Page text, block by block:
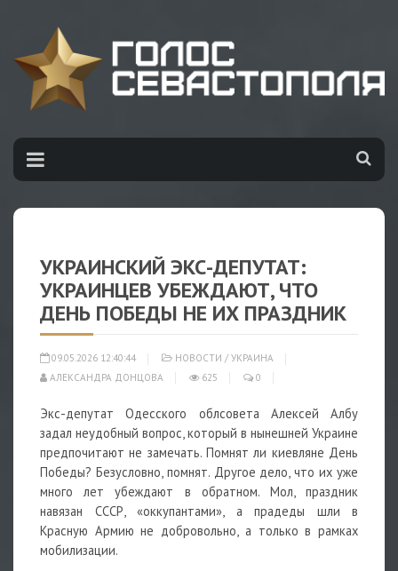
УКРАИНСКИЙ ЭКС-ДЕПУТАТ:
УКРАИНЦЕВ УБЕЖДАЮТ, ЧТО
ДЕНЬ ПОБЕДЫ НЕ ИХ ПРАЗДНИК
09.05.2026 12:40:44 НОВОСТИ / УКРАИНА
АЛЕКСАНДРА ДОНЦОВА
625 0
Экс-депутат Одесского облсовета Алексей Албу
задал неудобный вопрос, который в нынешней Украине
предпочитают не замечать. Помнят ли киевляне День
Победы? Безусловно, помнят. Другое дело, что их уже
много лет убеждают в обратном. Мол, праздник
навязан СССР, «оккупантами», а прадеды шли в
Красную Армию не добровольно, а только в рамках
мобилизации.